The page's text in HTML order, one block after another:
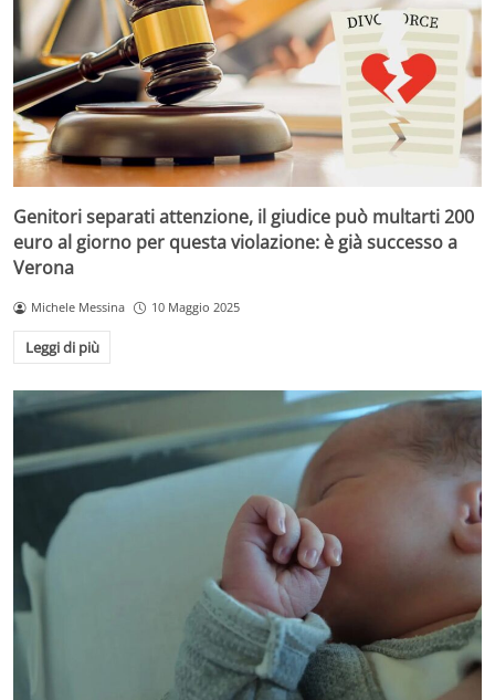
Genitori separati attenzione, il giudice può multarti 200
euro al giorno per questa violazione: è già successo a
Verona
Michele Messina 10 Maggio 2025
Leggi di più